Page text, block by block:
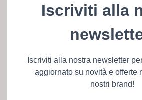
Iscriviti alla
Iscriviti alla nostra newsletter
aggiornato su novità e offerte
nostri brand!